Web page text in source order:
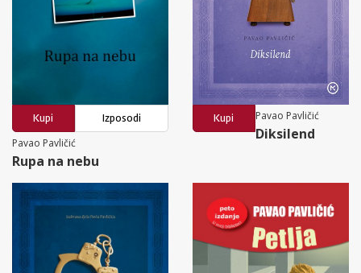
Kupi
Izposodi
Pavao Pavličić
Rupa na nebu
Kupi Pavao Pavličić
Diksilend